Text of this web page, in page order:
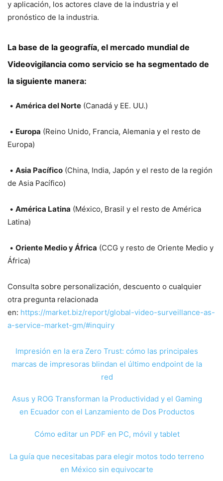
y aplicación, los actores clave de la industria y el
pronóstico de la industria.
La base de la geografía, el mercado mundial de
Videovigilancia como servicio se ha segmentado de
la siguiente manera:
• América del Norte (Canadá y EE. UU.)
• Europa (Reino Unido, Francia, Alemania y el resto de
Europa)
• Asia Pacífico (China, India, Japón y el resto de la región
de Asia Pacífico)
• América Latina (México, Brasil y el resto de América
Latina)
• Oriente Medio y África (CCG y resto de Oriente Medio y
África)
Consulta sobre personalización, descuento o cualquier
otra pregunta relacionada
en: https://market.biz/report/global-video-surveillance-as-
a-service-market-gm/#inquiry
Impresión en la era Zero Trust: cómo las principales
marcas de impresoras blindan el último endpoint de la
red
Asus y ROG Transforman la Productividad y el Gaming
en Ecuador con el Lanzamiento de Dos Productos
Cómo editar un PDF en PC, móvil y tablet
La guía que necesitabas para elegir motos todo terreno
en México sin equivocarte